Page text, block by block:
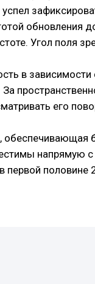
обновления
Угол поля
в зависимости
его
напрямую
первой половине